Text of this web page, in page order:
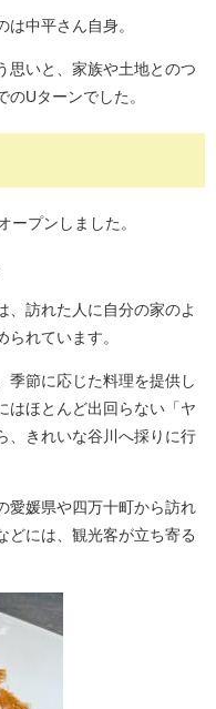
中平さん自身。
思いと、家族や土地とのつ
Uターンでした。
ープンしました。
、訪れた人に自分の家のよ
れています。
季節に応じた料理を提供し
はほとんど出回らない「ヤ
、きれいな谷川へ採りに行
愛媛県や四万十町から訪れ
どには、観光客が立ち寄る